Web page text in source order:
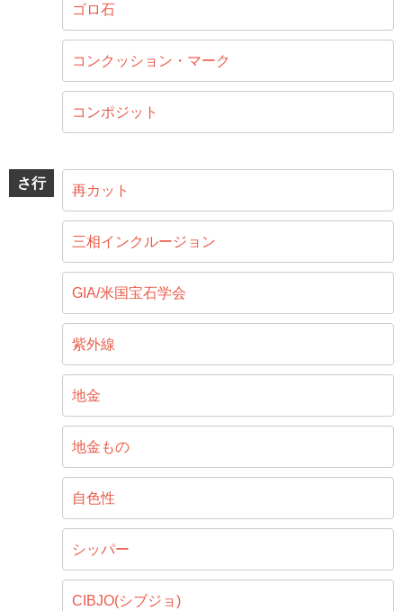
ゴロ石
コンクッション・マーク
コンポジット
さ行 再カット
三相インクルージョン
GIA/米国宝石学会
紫外線
地金
地金もの
自色性
シッパー
CIBJO(シブジョ)